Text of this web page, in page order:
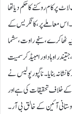
پر کام روکنے کا حکم دیا تھا
اس معاملے پر، کانگریس کے
ٹھاکرے، سنجے راوت، سشما
اوہاد اور امبیڈکر سمیت
بنایا۔ ناگپور پولیس نے
15 سے زیادہ لوگوں کے خلاف تحقیقات کی ہے اور
آئین کے خالق بی آر۔